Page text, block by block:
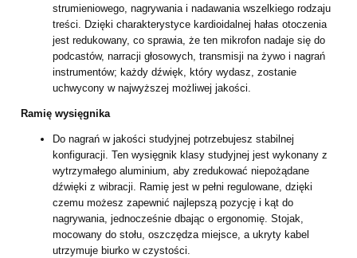
strumieniowego, nagrywania i nadawania wszelkiego rodzaju
treści. Dzięki charakterystyce kardioidalnej hałas otoczenia
jest redukowany, co sprawia, że ten mikrofon nadaje się do
podcastów, narracji głosowych, transmisji na żywo i nagrań
instrumentów; każdy dźwięk, który wydasz, zostanie
uchwycony w najwyższej możliwej jakości.
Ramię wysięgnika
Do nagrań w jakości studyjnej potrzebujesz stabilnej
konfiguracji. Ten wysięgnik klasy studyjnej jest wykonany z
wytrzymałego aluminium, aby zredukować niepożądane
dźwięki z wibracji. Ramię jest w pełni regulowane, dzięki
czemu możesz zapewnić najlepszą pozycję i kąt do
nagrywania, jednocześnie dbając o ergonomię. Stojak,
mocowany do stołu, oszczędza miejsce, a ukryty kabel
utrzymuje biurko w czystości.